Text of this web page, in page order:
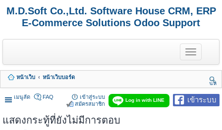
M.D.Soft Co.,Ltd. Software House CRM, ERP
E-Commerce Solutions Odoo Support
T
o
g
e
n
a
หน้าเว็บ
หน้าเว็บบอร์ด
นห
า
เมนูลัด
เข้าระบบ
Log in with LINE
FAQ
เข้าสู่ระบบ
สมัครสมาชิก
แสดงกระทู้ที่ยังไม่มีการตอบ